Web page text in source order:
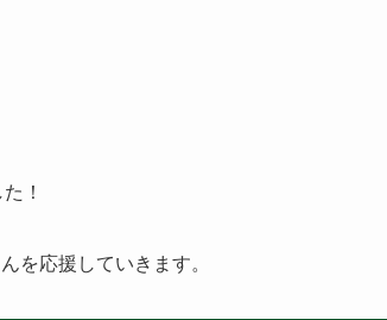
！
を応援していきます。